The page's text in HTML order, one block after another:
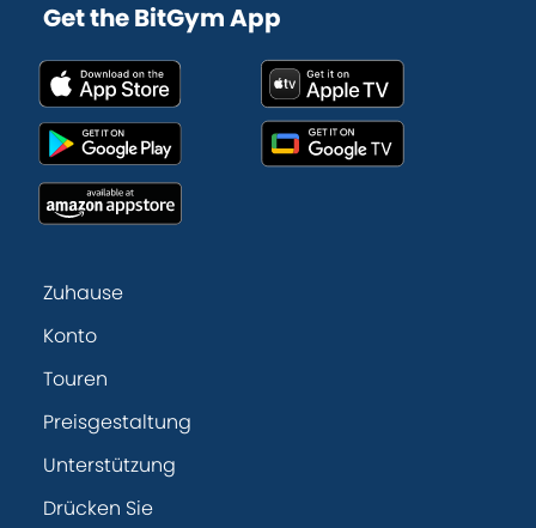
Get the BitGym App
Zuhause
Konto
Touren
Preisgestaltung
Unterstützung
Drücken Sie